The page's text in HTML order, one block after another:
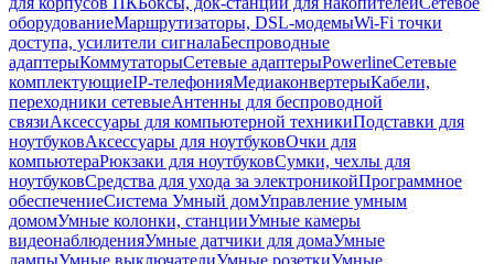
оборудованиеМаршрутизаторы, DSL-модемыWi-Fi точки
доступа, усилители сигналаБеспроводные
адаптерыКоммутаторыСетевые адаптерыPowerlineСетевые
комплектующиеIP-телефонияМедиаконвертерыКабели,
переходники сетевыеАнтенны для беспроводной
связиАксессуары для компьютерной техникиПодставки для
ноутбуковАксессуары для ноутбуковОчки для
компьютераРюкзаки для ноутбуковСумки, чехлы для
ноутбуковСредства для ухода за электроникойПрограммное
обеспечениеСистема Умный домУправление умным
домомУмные колонки, станцииУмные камеры
видеонаблюденияУмные датчики для домаУмные
лампыУмные выключателиУмные розеткиУмные